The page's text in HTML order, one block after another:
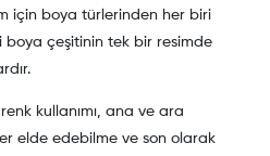
için boya türlerinden her biri
boya çeşitinin tek bir resimde
kullanımı, ana ve ara
elde edebilme ve son olarak